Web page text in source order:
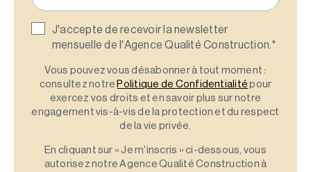
J'accepte de recevoir la newsletter
mensuelle de l'Agence Qualité Construction.*
Vous pouvez vous désabonner à tout moment :
consultez notre Politique de Confidentialité pour
exercez vos droits et en savoir plus sur notre
engagement vis-à-vis de la protection et du respect
de la vie privée.
En cliquant sur « Je m'inscris » ci-dessous, vous
autorisez notre Agence Qualité Construction à